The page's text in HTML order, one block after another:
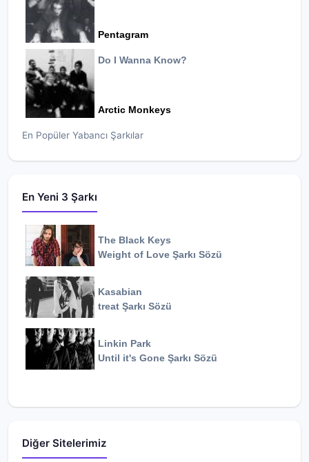
Pentagram
Do I Wanna Know?
Arctic Monkeys
En Popüler Yabancı Şarkılar
En Yeni 3 Şarkı
The Black Keys
Weight of Love Şarkı Sözü
Kasabian
treat Şarkı Sözü
Linkin Park
Until it's Gone Şarkı Sözü
Diğer Sitelerimiz